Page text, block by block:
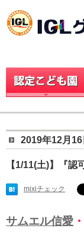
2019年12月16
【1/11(土)】『
mixiチェック
サムエル信愛 ・